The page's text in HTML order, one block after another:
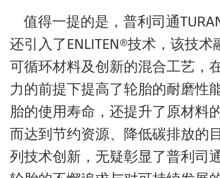
值得一提的是，普利司通
还引入了ENLITEN®技术，该技
可循环材料及创新的混合工艺，
力的前提下提高了轮胎的耐磨性
胎的使用寿命，还提升了原材料
而达到节约资源、降低碳排放的
列技术创新，无疑彰显了普利司